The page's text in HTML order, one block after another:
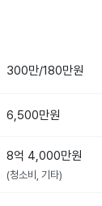
300만/180만원
6,500만원
8억 4,000만원
(청소비, 기타)